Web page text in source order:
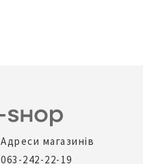
Адреси магазинів
063-242-22-19